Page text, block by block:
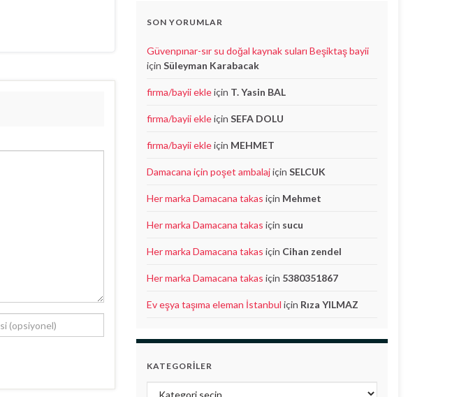
SON YORUMLAR
Güvenpınar-sır su doğal kaynak suları Beşiktaş bayii
için Süleyman Karabacak
firma/bayii ekleiçin T. Yasin BAL
firma/bayii ekleiçin SEFA DOLU
firma/bayii ekleiçin MEHMET
Damacana için poşet ambalajiçin SELCUK
Her marka Damacana takas için Mehmet
Her marka Damacana takas için sucu
Her marka Damacana takas için Cihan zendel
Her marka Damacana takas için 5380351867
Ev eşya taşıma eleman İstanbul için Rıza YILMAZ
KATEGORILER
Kategoriler